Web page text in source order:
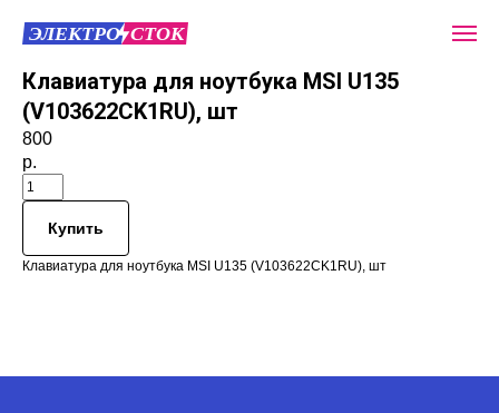
Клавиатура для ноутбука MSI U135
(V103622CK1RU), шт
800
р.
Купить
Клавиатура для ноутбука MSI U135 (V103622CK1RU), шт